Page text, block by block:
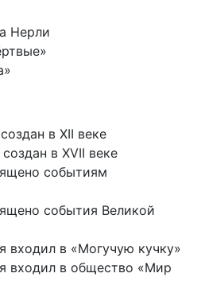
Нерли
в XII веке
в XVII веке
событиям
события Великой
входил в «Могучую кучку»
входил в общество «Мир